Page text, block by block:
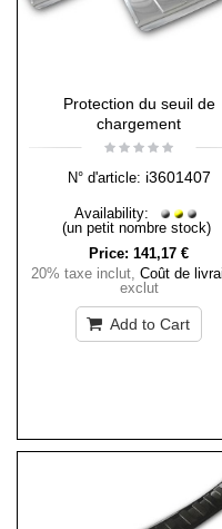
Protection du seuil de
chargement
N° d'article: i3601407
Availability:
(un petit nombre stock)
Price: 141,17 €
20% taxe inclut, Coût de
exclut
Add to Cart